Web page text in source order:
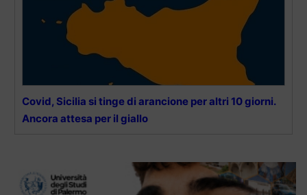
Covid, Sicilia si tinge di arancione per altri 10 giorni.
Ancora attesa per il giallo